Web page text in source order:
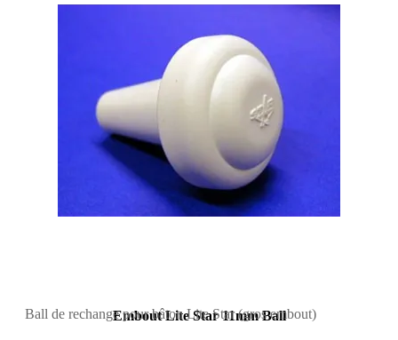
Embout Lite Star 11mm Ball
Ball de rechange pour bâton Lite Star (gros embout)